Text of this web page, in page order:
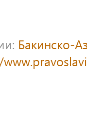
Бакинско-